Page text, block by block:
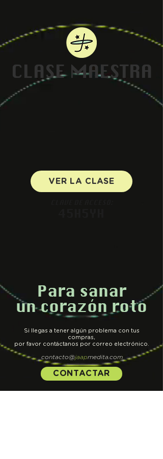
CLASE MAESTRA
VER LA CLASE
Para sanar
un corazón roto
Si llegas a tener algún problema con tus
compras,
por favor contáctanos por correo electrónico.
contacto@jaapmedita.com
CONTACTAR